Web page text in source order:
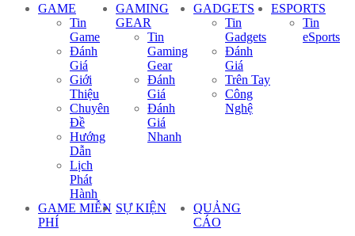
GAME
Tin
Game
Đánh
Giá
Giới
Thiệu
Chuyên
Đề
Hướng
Dẫn
Lịch
Phát
Hành
GAMING
GEAR
Tin
Gaming
Gear
Đánh
Giá
Đánh
Giá
Nhanh
GADGETS
Tin
Gadgets
Đánh
Giá
Trên Tay
Công
Nghệ
ESPORTS
Tin
eSports
GAME MIỄN
PHÍ
SỰ KIỆN
QUẢNG
CÁO